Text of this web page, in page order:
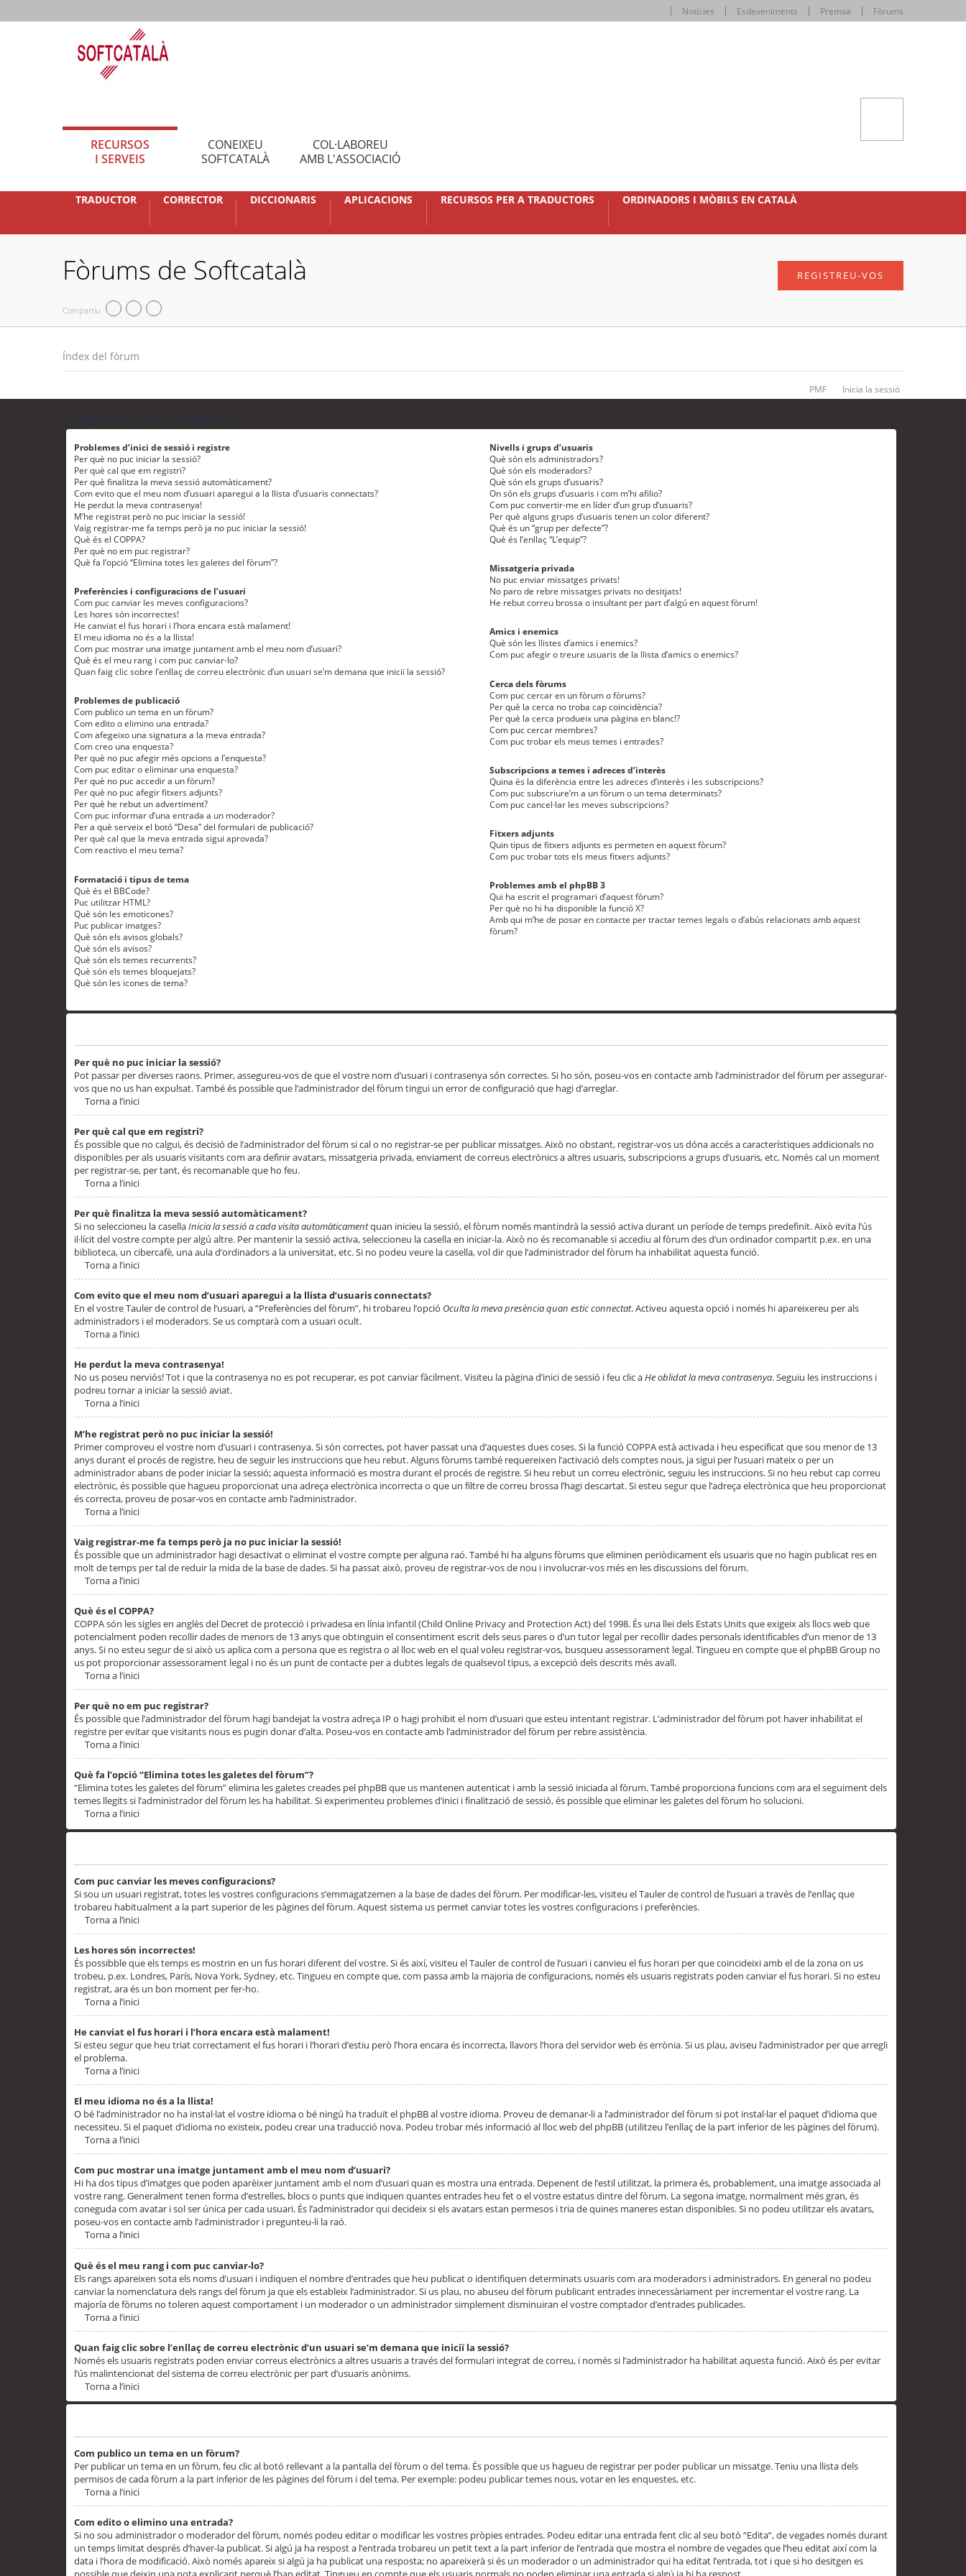
Notícies Esdeveniments Premsa Fòrums
RECURSOS
I SERVEIS
CONEIXEU
SOFTCATALÀ
COL·LABOREU
AMB L'ASSOCIACIÓ
TRADUCTOR CORRECTOR DICCIONARIS APLICACIONS RECURSOS PER A TRADUCTORS ORDINADORS I MÒBILS EN CATALÀ
Fòrums de Softcatalà
Compartiu
REGISTREU-VOS
Índex del fòrum
PMF Inicia la sessió
Problemes d’inici de sessió i registre
Per què no puc iniciar la sessió?
Per què cal que em registri?
Per què finalitza la meva sessió automàticament?
Com evito que el meu nom d’usuari aparegui a la llista d’usuaris connectats?
He perdut la meva contrasenya!
M’he registrat però no puc iniciar la sessió!
Vaig registrar-me fa temps però ja no puc iniciar la sessió!
Què és el COPPA?
Per què no em puc registrar?
Què fa l’opció “Elimina totes les galetes del fòrum”?
Preferències i configuracions de l’usuari
Com puc canviar les meves configuracions?
Les hores són incorrectes!
He canviat el fus horari i l’hora encara està malament!
El meu idioma no és a la llista!
Com puc mostrar una imatge juntament amb el meu nom d’usuari?
Què és el meu rang i com puc canviar-lo?
Quan faig clic sobre l’enllaç de correu electrònic d’un usuari se’m demana que iniciï la sessió?
Problemes de publicació
Com publico un tema en un fòrum?
Com edito o elimino una entrada?
Com afegeixo una signatura a la meva entrada?
Com creo una enquesta?
Per què no puc afegir més opcions a l’enquesta?
Com puc editar o eliminar una enquesta?
Per què no puc accedir a un fòrum?
Per què no puc afegir fitxers adjunts?
Per què he rebut un advertiment?
Com puc informar d’una entrada a un moderador?
Per a què serveix el botó “Desa” del formulari de publicació?
Per què cal que la meva entrada sigui aprovada?
Com reactivo el meu tema?
Formatació i tipus de tema
Què és el BBCode?
Puc utilitzar HTML?
Què són les emoticones?
Puc publicar imatges?
Què són els avisos globals?
Què són els avisos?
Què són els temes recurrents?
Què són els temes bloquejats?
Què són les icones de tema?
Nivells i grups d’usuaris
Què són els administradors?
Què són els moderadors?
Què són els grups d’usuaris?
On són els grups d’usuaris i com m’hi afilio?
Com puc convertir-me en líder d’un grup d’usuaris?
Per què alguns grups d’usuaris tenen un color diferent?
Què és un “grup per defecte”?
Què és l’enllaç “L’equip”?
Missatgeria privada
No puc enviar missatges privats!
No paro de rebre missatges privats no desitjats!
He rebut correu brossa o insultant per part d’algú en aquest fòrum!
Amics i enemics
Què són les llistes d’amics i enemics?
Com puc afegir o treure usuaris de la llista d’amics o enemics?
Cerca dels fòrums
Com puc cercar en un fòrum o fòrums?
Per què la cerca no troba cap coincidència?
Per què la cerca produeix una pàgina en blanc!?
Com puc cercar membres?
Com puc trobar els meus temes i entrades?
Subscripcions a temes i adreces d’interès
Quina és la diferència entre les adreces d’interès i les subscripcions?
Com puc subscriure’m a un fòrum o un tema determinats?
Com puc cancel·lar les meves subscripcions?
Fitxers adjunts
Quin tipus de fitxers adjunts es permeten en aquest fòrum?
Com puc trobar tots els meus fitxers adjunts?
Problemes amb el phpBB 3
Qui ha escrit el programari d’aquest fòrum?
Per què no hi ha disponible la funció X?
Amb qui m’he de posar en contacte per tractar temes legals o d’abús relacionats amb aquest
fòrum?
Per què no puc iniciar la sessió?
Pot passar per diverses raons. Primer, assegureu-vos de que el vostre nom d’usuari i contrasenya són correctes. Si ho són, poseu-vos en contacte amb l’administrador del fòrum per assegurar-
vos que no us han expulsat. També és possible que l’administrador del fòrum tingui un error de configuració que hagi d’arreglar.
Torna a l’inici
Per què cal que em registri?
És possible que no calgui, és decisió de l’administrador del fòrum si cal o no registrar-se per publicar missatges. Això no obstant, registrar-vos us dóna accés a característiques addicionals no
disponibles per als usuaris visitants com ara definir avatars, missatgeria privada, enviament de correus electrònics a altres usuaris, subscripcions a grups d’usuaris, etc. Només cal un moment
per registrar-se, per tant, és recomanable que ho feu.
Torna a l’inici
Per què finalitza la meva sessió automàticament?
Si no seleccioneu la casellaInicia la sessió a cada visita automàticamentquan inicieu la sessió, el fòrum només mantindrà la sessió activa durant un període de temps predefinit. Això evita l’ús
il·lícit del vostre compte per algú altre. Per mantenir la sessió activa, seleccioneu la casella en iniciar-la. Això no és recomanable si accediu al fòrum des d’un ordinador compartit p.ex. en una
biblioteca, un cibercafè, una aula d’ordinadors a la universitat, etc. Si no podeu veure la casella, vol dir que l’administrador del fòrum ha inhabilitat aquesta funció.
Torna a l’inici
Com evito que el meu nom d’usuari aparegui a la llista d’usuaris connectats?
En el vostre Tauler de control de l’usuari, a “Preferències del fòrum”, hi trobareu l’opció Oculta la meva presència quan estic connectat. Activeu aquesta opció i només hi apareixereu per als
administradors i el moderadors. Se us comptarà com a usuari ocult.
Torna a l’inici
He perdut la meva contrasenya!
No us poseu nerviós! Tot i que la contrasenya no es pot recuperar, es pot canviar fàcilment. Visiteu la pàgina d’inici de sessió i feu clic aHe oblidat la meva contrasenya. Seguiu les instruccions i
podreu tornar a iniciar la sessió aviat.
Torna a l’inici
M’he registrat però no puc iniciar la sessió!
Primer comproveu el vostre nom d’usuari i contrasenya. Si són correctes, pot haver passat una d’aquestes dues coses. Si la funció COPPA està activada i heu especificat que sou menor de 13
anys durant el procés de registre, heu de seguir les instruccions que heu rebut. Alguns fòrums també requereixen l’activació dels comptes nous, ja sigui per l’usuari mateix o per un
administrador abans de poder iniciar la sessió; aquesta informació es mostra durant el procés de registre. Si heu rebut un correu electrònic, seguiu les instruccions. Si no heu rebut cap correu
electrònic, és possible que hagueu proporcionat una adreça electrònica incorrecta o que un filtre de correu brossa l’hagi descartat. Si esteu segur que l’adreça electrònica que heu proporcionat
és correcta, proveu de posar-vos en contacte amb l’administrador.
Torna a l’inici
Vaig registrar-me fa temps però ja no puc iniciar la sessió!
És possible que un administrador hagi desactivat o eliminat el vostre compte per alguna raó. També hi ha alguns fòrums que eliminen periòdicament els usuaris que no hagin publicat res en
molt de temps per tal de reduir la mida de la base de dades. Si ha passat això, proveu de registrar-vos de nou i involucrar-vos més en les discussions del fòrum.
Torna a l’inici
Què és el COPPA?
COPPA són les sigles en anglès del Decret de protecció i privadesa en línia infantil (Child Online Privacy and Protection Act) del 1998. És una llei dels Estats Units que exigeix als llocs web que
potencialment poden recollir dades de menors de 13 anys que obtinguin el consentiment escrit dels seus pares o d’un tutor legal per recollir dades personals identificables d’un menor de 13
anys. Si no esteu segur de si això us aplica com a persona que es registra o al lloc web en el qual voleu registrar-vos, busqueu assessorament legal. Tingueu en compte que el phpBB Group no
us pot proporcionar assessorament legal i no és un punt de contacte per a dubtes legals de qualsevol tipus, a excepció dels descrits més avall.
Torna a l’inici
Per què no em puc registrar?
És possible que l’administrador del fòrum hagi bandejat la vostra adreça IP o hagi prohibit el nom d’usuari que esteu intentant registrar. L’administrador del fòrum pot haver inhabilitat el
registre per evitar que visitants nous es pugin donar d’alta. Poseu-vos en contacte amb l’administrador del fòrum per rebre assistència.
Torna a l’inici
Què fa l’opció “Elimina totes les galetes del fòrum”?
“Elimina totes les galetes del fòrum” elimina les galetes creades pel phpBB que us mantenen autenticat i amb la sessió iniciada al fòrum. També proporciona funcions com ara el seguiment dels
temes llegits si l’administrador del fòrum les ha habilitat. Si experimenteu problemes d’inici i finalització de sessió, és possible que eliminar les galetes del fòrum ho solucioni.
Torna a l’inici
Com puc canviar les meves configuracions?
Si sou un usuari registrat, totes les vostres configuracions s’emmagatzemen a la base de dades del fòrum. Per modificar-les, visiteu el Tauler de control de l’usuari a través de l’enllaç que
trobareu habitualment a la part superior de les pàgines del fòrum. Aquest sistema us permet canviar totes les vostres configuracions i preferències.
Torna a l’inici
Les hores són incorrectes!
És possibble que els temps es mostrin en un fus horari diferent del vostre. Si és així, visiteu el Tauler de control de l’usuari i canvieu el fus horari per que coincideixi amb el de la zona on us
trobeu, p.ex. Londres, París, Nova York, Sydney, etc. Tingueu en compte que, com passa amb la majoria de configuracions, només els usuaris registrats poden canviar el fus horari. Si no esteu
registrat, ara és un bon moment per fer-ho.
Torna a l’inici
He canviat el fus horari i l’hora encara està malament!
Si esteu segur que heu triat correctament el fus horari i l’horari d’estiu però l’hora encara és incorrecta, llavors l’hora del servidor web és errònia. Si us plau, aviseu l’administrador per que arregli
el problema.
Torna a l’inici
El meu idioma no és a la llista!
O bé l’administrador no ha instal·lat el vostre idioma o bé ningú ha traduït el phpBB al vostre idioma. Proveu de demanar-li a l’administrador del fòrum si pot instal·lar el paquet d’idioma que
necessiteu. Si el paquet d’idioma no existeix, podeu crear una traducció nova. Podeu trobar més informació al lloc web del phpBB (utilitzeu l’enllaç de la part inferior de les pàgines del fòrum).
Torna a l’inici
Com puc mostrar una imatge juntament amb el meu nom d’usuari?
Hi ha dos tipus d’imatges que poden aparèixer juntament amb el nom d’usuari quan es mostra una entrada. Depenent de l’estil utilitzat, la primera és, probablement, una imatge associada al
vostre rang. Generalment tenen forma d’estrelles, blocs o punts que indiquen quantes entrades heu fet o el vostre estatus dintre del fòrum. La segona imatge, normalment més gran, és
coneguda com avatar i sol ser única per cada usuari. És l’administrador qui decideix si els avatars estan permesos i tria de quines maneres estan disponibles. Si no podeu utilitzar els avatars,
poseu-vos en contacte amb l’administrador i pregunteu-li la raó.
Torna a l’inici
Què és el meu rang i com puc canviar-lo?
Els rangs apareixen sota els noms d’usuari i indiquen el nombre d’entrades que heu publicat o identifiquen determinats usuaris com ara moderadors i administradors. En general no podeu
canviar la nomenclatura dels rangs del fòrum ja que els estableix l’administrador. Si us plau, no abuseu del fòrum publicant entrades innecessàriament per incrementar el vostre rang. La
majoría de fòrums no toleren aquest comportament i un moderador o un administrador simplement disminuiran el vostre comptador d’entrades publicades.
Torna a l’inici
Quan faig clic sobre l’enllaç de correu electrònic d’un usuari se’m demana que iniciï la sessió?
Només els usuaris registrats poden enviar correus electrònics a altres usuaris a través del formulari integrat de correu, i només si l’administrador ha habilitat aquesta funció. Això és per evitar
l’ús malintencionat del sistema de correu electrònic per part d’usuaris anònims.
Torna a l’inici
Com publico un tema en un fòrum?
Per publicar un tema en un fòrum, feu clic al botó rellevant a la pantalla del fòrum o del tema. És possible que us hagueu de registrar per poder publicar un missatge. Teniu una llista dels
permisos de cada fòrum a la part inferior de les pàgines del fòrum i del tema. Per exemple: podeu publicar temes nous, votar en les enquestes, etc.
Torna a l’inici
Com edito o elimino una entrada?
Si no sou administrador o moderador del fòrum, només podeu editar o modificar les vostres pròpies entrades. Podeu editar una entrada fent clic al seu botó “Edita”, de vegades només durant
un temps limitat després d’haver-la publicat. Si algú ja ha respost a l’entrada trobareu un petit text a la part inferior de l’entrada que mostra el nombre de vegades que l’heu editat així com la
data i l’hora de modificació. Això només apareix si algú ja ha publicat una resposta; no apareixerà si és un moderador o un administrador qui ha editat l’entrada, tot i que si ho desitgen es